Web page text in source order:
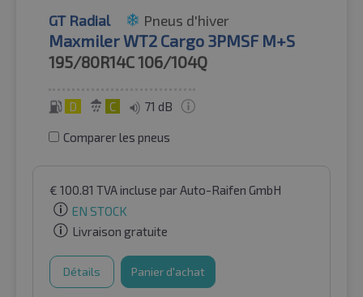
GT Radial Pneus d'hiver
Maxmiler WT2 Cargo 3PMSF M+S
195/80R14C106/104Q
D C 71 dB
Comparer les pneus
€ 100.81 TVA incluse par Auto-Raifen GmbH
EN STOCK
Livraison gratuite
Détails Panier d'achat